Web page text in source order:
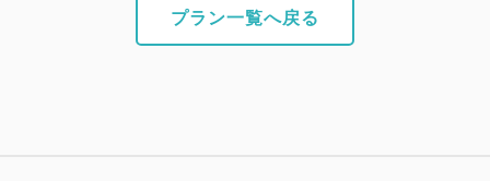
※①、⑤は連泊のプラン内容の併用はできません
プラン一覧へ戻る